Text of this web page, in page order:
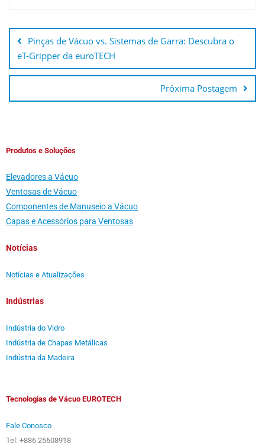
Pinças de Vácuo vs. Sistemas de Garra: Descubra o
eT-Gripper da euroTECH
Próxima Postagem
Produtos e Soluções
Elevadores a Vácuo
Ventosas de Vácuo
Componentes de Manuseio a Vácuo
Capas e Acessórios para Ventosas
Notícias
Notícias e Atualizações
Indústrias
Indústria do Vidro
Indústria de Chapas Metálicas
Indústria da Madeira
Tecnologias de Vácuo EUROTECH
Fale Conosco
Tel: +886 25608918